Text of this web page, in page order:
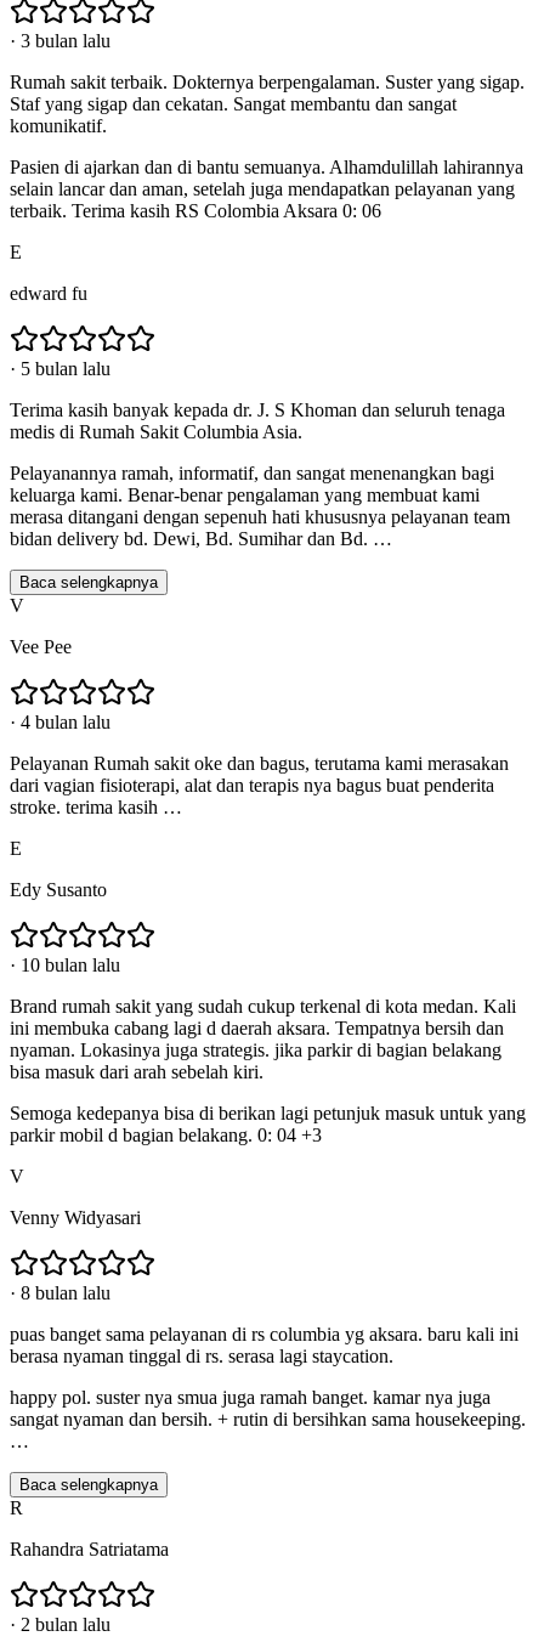
· 3 bulan lalu
Rumah sakit terbaik. Dokternya berpengalaman. Suster yang sigap.
Staf yang sigap dan cekatan. Sangat membantu dan sangat
komunikatif.
Pasien di ajarkan dan di bantu semuanya. Alhamdulillah lahirannya
selain lancar dan aman, setelah juga mendapatkan pelayanan yang
terbaik. Terima kasih RS Colombia Aksara 0: 06
E
edward fu
· 5 bulan lalu
Terima kasih banyak kepada dr. J. S Khoman dan seluruh tenaga
medis di Rumah Sakit Columbia Asia.
Pelayanannya ramah, informatif, dan sangat menenangkan bagi
keluarga kami. Benar-benar pengalaman yang membuat kami
merasa ditangani dengan sepenuh hati khususnya pelayanan team
bidan delivery bd. Dewi, Bd. Sumihar dan Bd. …
Baca selengkapnya
V
Vee Pee
· 4 bulan lalu
Pelayanan Rumah sakit oke dan bagus, terutama kami merasakan
dari vagian fisioterapi, alat dan terapis nya bagus buat penderita
stroke. terima kasih …
E
Edy Susanto
· 10 bulan lalu
Brand rumah sakit yang sudah cukup terkenal di kota medan. Kali
ini membuka cabang lagi d daerah aksara. Tempatnya bersih dan
nyaman. Lokasinya juga strategis. jika parkir di bagian belakang
bisa masuk dari arah sebelah kiri.
Semoga kedepanya bisa di berikan lagi petunjuk masuk untuk yang
parkir mobil d bagian belakang. 0: 04 +3
V
Venny Widyasari
· 8 bulan lalu
puas banget sama pelayanan di rs columbia yg aksara. baru kali ini
berasa nyaman tinggal di rs. serasa lagi staycation.
happy pol. suster nya smua juga ramah banget. kamar nya juga
sangat nyaman dan bersih. + rutin di bersihkan sama housekeeping.
…
Baca selengkapnya
R
Rahandra Satriatama
· 2 bulan lalu